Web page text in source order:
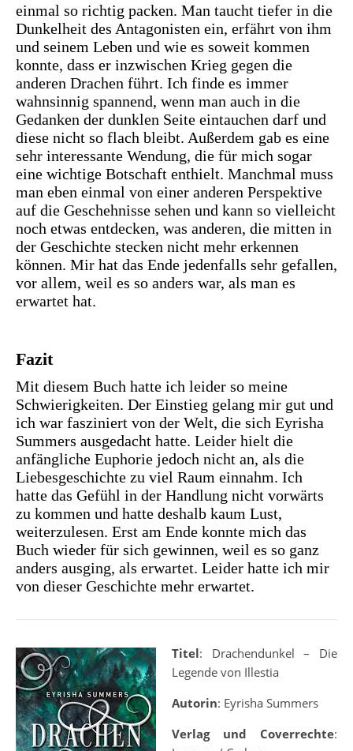
einmal so richtig packen. Man taucht tiefer in die
Dunkelheit des Antagonisten ein, erfährt von ihm
und seinem Leben und wie es soweit kommen
konnte, dass er inzwischen Krieg gegen die
anderen Drachen führt. Ich finde es immer
wahnsinnig spannend, wenn man auch in die
Gedanken der dunklen Seite eintauchen darf und
diese nicht so flach bleibt. Außerdem gab es eine
sehr interessante Wendung, die für mich sogar
eine wichtige Botschaft enthielt. Manchmal muss
man eben einmal von einer anderen Perspektive
auf die Geschehnisse sehen und kann so vielleicht
noch etwas entdecken, was anderen, die mitten in
der Geschichte stecken nicht mehr erkennen
können. Mir hat das Ende jedenfalls sehr gefallen,
vor allem, weil es so anders war, als man es
erwartet hat.
Fazit
Mit diesem Buch hatte ich leider so meine
Schwierigkeiten. Der Einstieg gelang mir gut und
ich war fasziniert von der Welt, die sich Eyrisha
Summers ausgedacht hatte. Leider hielt die
anfängliche Euphorie jedoch nicht an, als die
Liebesgeschichte zu viel Raum einnahm. Ich
hatte das Gefühl in der Handlung nicht vorwärts
zu kommen und hatte deshalb kaum Lust,
weiterzulesen. Erst am Ende konnte mich das
Buch wieder für sich gewinnen, weil es so ganz
anders ausging, als erwartet. Leider hatte ich mir
von dieser Geschichte mehr erwartet.
Titel: Drachendunkel – Die
Legende von Illestia
Autorin: Eyrisha Summers
Verlag und Coverrechte: